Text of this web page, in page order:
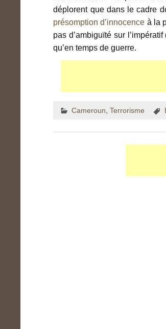
déplorent que dans le cadre
présomption d’innocence à la
pas d’ambiguïté sur
qu’en temps de guerre.
Cameroun Terrorisme